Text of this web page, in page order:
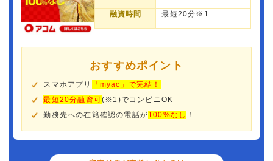
融資時間 最短20分※1
おすすめポイント
スマホアプリ
「myac」で完結！
最短20分融資可(※1)でコンビニOK
勤務先への在籍確認の電話が100%なし ！